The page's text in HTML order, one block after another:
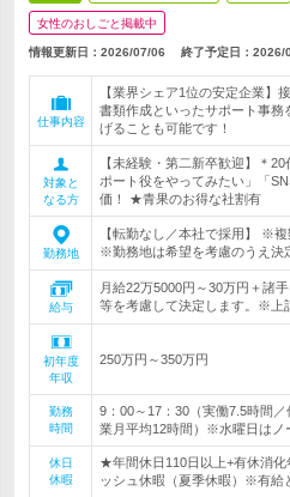
女性のおしごと掲載中
情報更新日：2026/07/06 終了予定日： 2026/
仕事内容
【業界シェア1位の安定企業
書類作成といったサポート事
げることも可能です！
対象と
なる方
【未経験・第二新卒歓迎】＊
ポート役をやってみたい」「
価！ ★青果のお得な社割有
勤務地
【転勤なし／本社で採用】 ※
※勤務地は希望を考慮のうえ決
給与
月給22万5000円～30万円＋諸
等を考慮して決定します。※上
初年度
年収
250万円～350万円
勤務
時間
9：00～17：30（実働7.5時間
業月平均12時間）※水曜日はノ
休日
休暇
★年間休日110日以上+有休消
ッシュ休暇（夏季休暇）※有給